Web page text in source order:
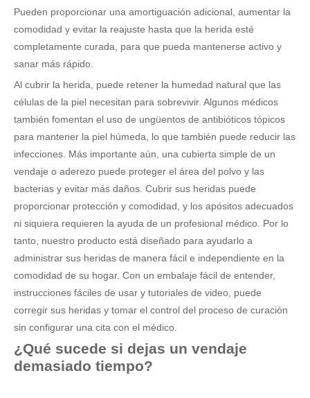
Pueden proporcionar una amortiguación adicional, aumentar la
comodidad y evitar la reajuste hasta que la herida esté
completamente curada, para que pueda mantenerse activo y
sanar más rápido.
Al cubrir la herida, puede retener la humedad natural que las
células de la piel necesitan para sobrevivir. Algunos médicos
también fomentan el uso de ungüentos de antibióticos tópicos
para mantener la piel húmeda, lo que también puede reducir las
infecciones. Más importante aún, una cubierta simple de un
vendaje o aderezo puede proteger el área del polvo y las
bacterias y evitar más daños. Cubrir sus heridas puede
proporcionar protección y comodidad, y los apósitos adecuados
ni siquiera requieren la ayuda de un profesional médico. Por lo
tanto, nuestro producto está diseñado para ayudarlo a
administrar sus heridas de manera fácil e independiente en la
comodidad de su hogar. Con un embalaje fácil de entender,
instrucciones fáciles de usar y tutoriales de video, puede
corregir sus heridas y tomar el control del proceso de curación
sin configurar una cita con el médico.
¿Qué sucede si dejas un vendaje
demasiado tiempo?